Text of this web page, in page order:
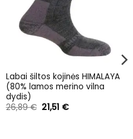
Labai šiltos kojinės HIMALAYA
(80% lamos merino vilna
dydis)
26,89€ Original
price
21,51 €Current